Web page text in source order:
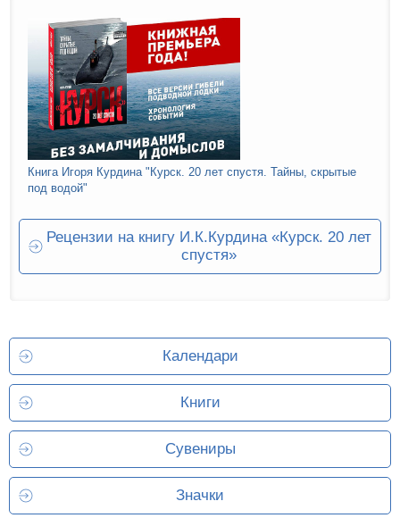
Книга Игоря Курдина "Курск. 20 лет спустя. Тайны, скрытые
под водой"
Рецензии на книгу И.К.Курдина «Курск. 20 лет
спустя»
Календари
Книги
Сувениры
Значки